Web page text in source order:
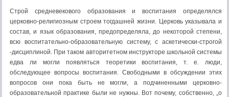
Строй средневекового образования и воспитания определялся
церковно-религиозным строем тогдашней жизни. Церковь указывала и
состав, и язык образования, предопределяла, до некоторой степени,
всю воспитательно-образовательную систему, с аскетически-строгой
-дисциплиной. При таком авторитетном инструкторе школьной системы
едва ли могли появляться теоретики воспитания, т. е. люди,
обследующее вопросы воспитания. Свободными в обсуждении этих
вопросов они пока быть не могли, а подчиненными церковно-
образовательной практике были не нужны. Вот почему, собственно, „о